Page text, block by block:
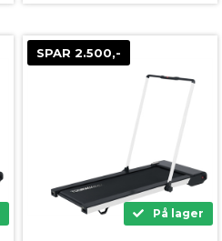
SPAR 2.500,-
På lager